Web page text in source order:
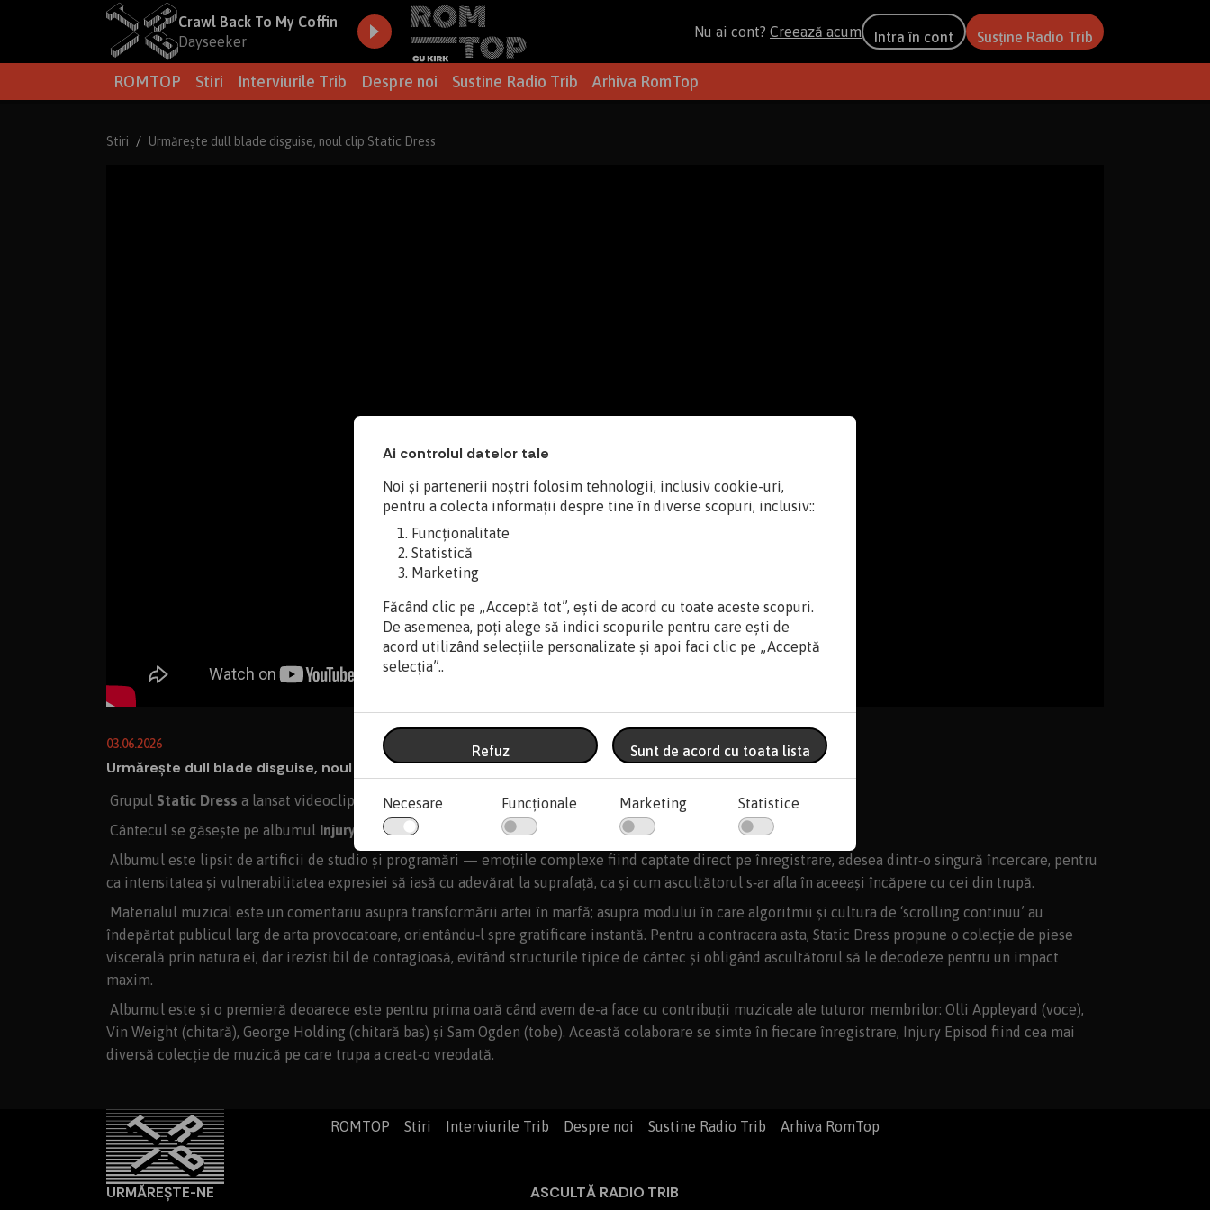
Crawl Back To My Coffin
Dayseeker
Nu ai cont? Creează acum Intra în cont Susține Radio Trib
ROMTOP Stiri Interviurile Trib Despre noi Sustine Radio Trib Arhiva RomTop
Stiri Urmărește dull blade disguise, noul clip Static Dress
03.06.2026
Urmărește dull blade disguise, noul clip Static Dress
Grupul Static Dress a lansat videoclipul melodieidull blade disguise.
Cântecul se găsește pe albumul Injury Episode, apărut pe 29 mai.
Albumul este lipsit de artificii de studio și programări — emoțiile complexe fiind captate direct pe înregistrare, adesea dintr‑o singură încercare, pentru
ca intensitatea și vulnerabilitatea expresiei să iasă cu adevărat la suprafață, ca și cum ascultătorul s‑ar afla în aceeași încăpere cu cei din trupă.
Materialul muzical este un comentariu asupra transformării artei în marfă; asupra modului în care algoritmii și cultura de ‘scrolling continuu’ au
îndepărtat publicul larg de arta provocatoare, orientându‑l spre gratificare instantă. Pentru a contracara asta, Static Dress propune o colecție de piese
viscerală prin natura ei, dar irezistibil de contagioasă, evitând structurile tipice de cântec și obligând ascultătorul să le decodeze pentru un impact
maxim.
Albumul este și o premieră deoarece este pentru prima oară când avem de-a face cu contribuții muzicale ale tuturor membrilor: Olli Appleyard (voce),
Vin Weight (chitară), George Holding (chitară bas) și Sam Ogden (tobe). Această colaborare se simte în fiecare înregistrare, Injury Episod fiind cea mai
diversă colecție de muzică pe care trupa a creat‑o vreodată.
ROMTOP Stiri Interviurile Trib Despre noi Sustine Radio Trib Arhiva RomTop
URMĂREȘTE-NE ASCULTĂ RADIO TRIB
Ai controlul datelor tale
Noi și partenerii noștri folosim tehnologii, inclusiv cookie-uri,
pentru a colecta informații despre tine în diverse scopuri, inclusiv::
Funcționalitate
Statistică
Marketing
Făcând clic pe „Acceptă tot”, ești de acord cu toate aceste scopuri.
De asemenea, poți alege să indici scopurile pentru care ești de
acord utilizând selecțiile personalizate și apoi faci clic pe „Acceptă
selecția”..
Refuz Sunt de acord cu toata lista
Necesare Funcționale Marketing Statistice